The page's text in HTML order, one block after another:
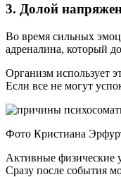
3. Долой
Во время сильных
адреналина, который
Организм использует
Если все не могут
Фото Кристиана
Активные физические
Сразу после события